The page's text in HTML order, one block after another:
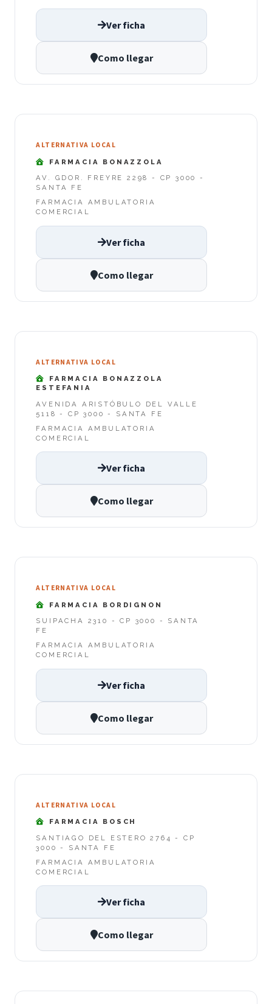
Ver ficha
Como llegar
ALTERNATIVA LOCAL
FARMACIA BONAZZOLA
AV. GDOR. FREYRE 2298 - CP 3000 -
SANTA FE
FARMACIA AMBULATORIA
COMERCIAL
Ver ficha
Como llegar
ALTERNATIVA LOCAL
FARMACIA BONAZZOLA
ESTEFANIA
AVENIDA ARISTÓBULO DEL VALLE
5118 - CP 3000 - SANTA FE
FARMACIA AMBULATORIA
COMERCIAL
Ver ficha
Como llegar
ALTERNATIVA LOCAL
FARMACIA BORDIGNON
SUIPACHA 2310 - CP 3000 - SANTA
FE
FARMACIA AMBULATORIA
COMERCIAL
Ver ficha
Como llegar
ALTERNATIVA LOCAL
FARMACIA BOSCH
SANTIAGO DEL ESTERO 2764 - CP
3000 - SANTA FE
FARMACIA AMBULATORIA
COMERCIAL
Ver ficha
Como llegar